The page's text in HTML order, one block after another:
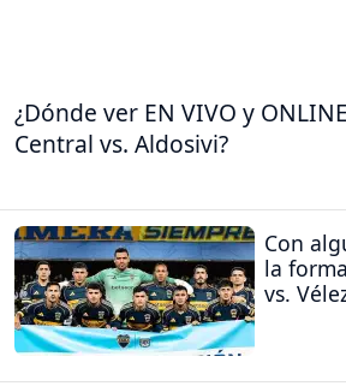
¿Dónde ver EN VIVO y
Central vs. Aldosivi?
Con
la
vs.